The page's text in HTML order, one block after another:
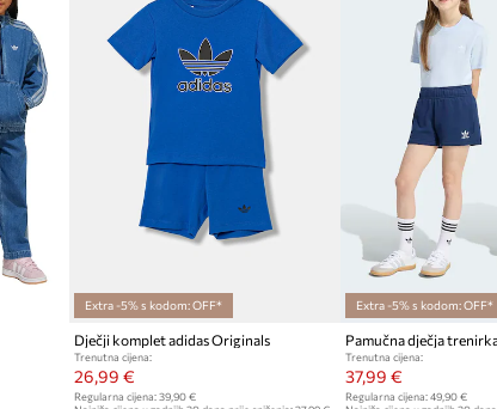
Extra -5% s kodom: OFF*
Dječji komplet adidas Originals
Trenutna cijena:
26,99 €
Regularna cijena:39,90 €
Extra -5% s kodom: OFF*
Trenutna cijena:
37,99 €
Regularna cijena: 49,90 €